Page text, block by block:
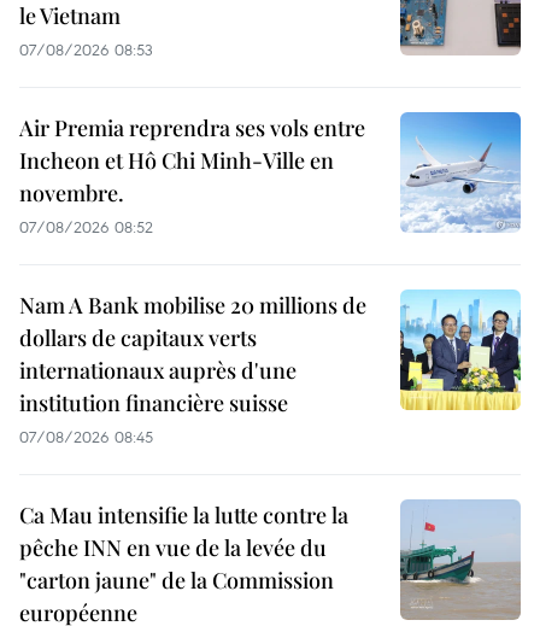
le Vietnam
07/08/2026 08:53
Air Premia reprendra ses vols entre
Incheon et Hô Chi Minh-Ville en
novembre.
07/08/2026 08:52
Nam A Bank mobilise 20 millions de
dollars de capitaux verts
internationaux auprès d'une
institution financière suisse
07/08/2026 08:45
Ca Mau intensifie la lutte contre la
pêche INN en vue de la levée du
"carton jaune" de la Commission
européenne